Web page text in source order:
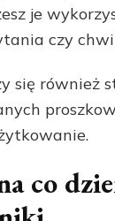
je
czy
się również
co